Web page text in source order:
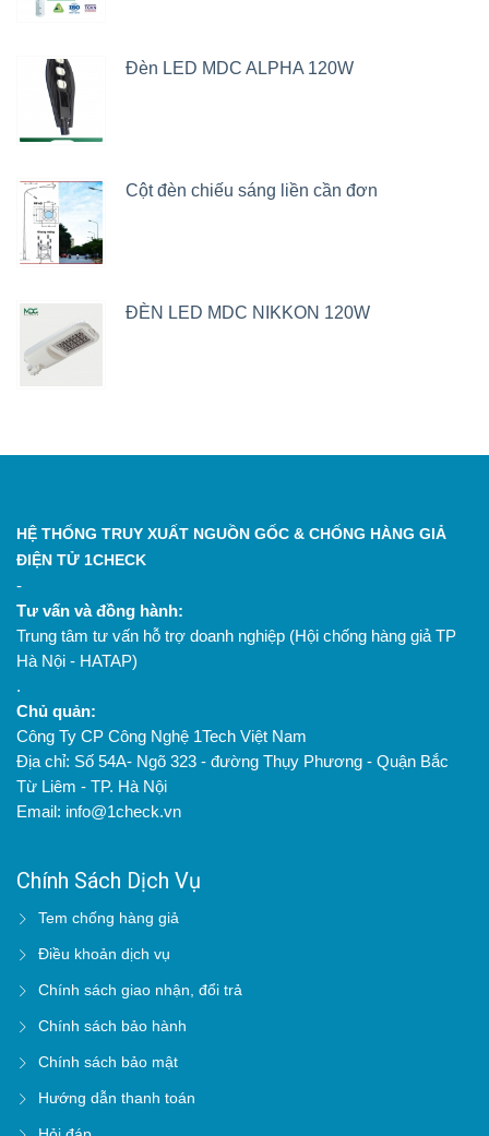
Đèn LED MDC ALPHA 120W
Cột đèn chiếu sáng liền cần đơn
ĐÈN LED MDC NIKKON 120W
HỆ THỐNG TRUY XUẤT NGUỒN GỐC & CHỐNG HÀNG GIẢ
ĐIỆN TỬ 1CHECK
-
Tư vấn và đồng hành:
Trung tâm tư vấn hỗ trợ doanh nghiệp (Hội chống hàng giả TP
Hà Nội - HATAP)
.
Chủ quản:
Công Ty CP Công Nghệ 1Tech Việt Nam
Địa chỉ: Số 54A- Ngõ 323 - đường Thụy Phương - Quận Bắc
Từ Liêm - TP. Hà Nội
Email: info@1check.vn
Chính Sách Dịch Vụ
Tem chống hàng giả
Điều khoản dịch vụ
Chính sách giao nhận, đổi trả
Chính sách bảo hành
Chính sách bảo mật
Hướng dẫn thanh toán